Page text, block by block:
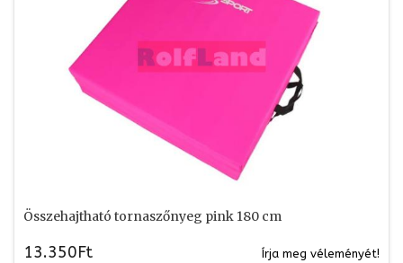
Összehajtható tornaszőnyeg pink 180 cm
13.350Ft Írja meg véleményét!